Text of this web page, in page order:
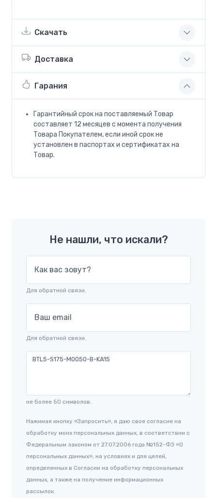
Скачать
Доставка
Гарания
Гарантийный срок на поставляемый Товар
составляет 12 месяцев с момента получения
Товара Покупателем, если иной срок не
установлен в паспортах и сертификатах на
Товар.
Не нашли, что искали?
Как вас зовут?
Для обратной связи.
Ваш email
Для обратной связи.
не более 50 символов.
Нажимая кнопку «Запросить», я даю свое согласие на
обработку моих персональных данных, в соответствии с
Федеральным законом от 27.07.2006 года №152-ФЗ «О
персональных данных», на условиях и для целей,
определенных в Согласии на обработку персональных
данных, а также на получение информационных
рассылок.